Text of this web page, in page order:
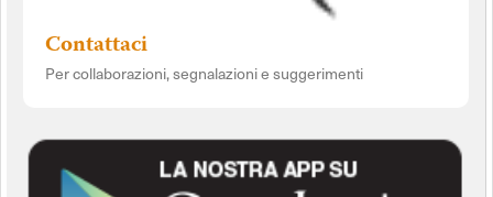
Contattaci
Per collaborazioni, segnalazioni e suggerimenti